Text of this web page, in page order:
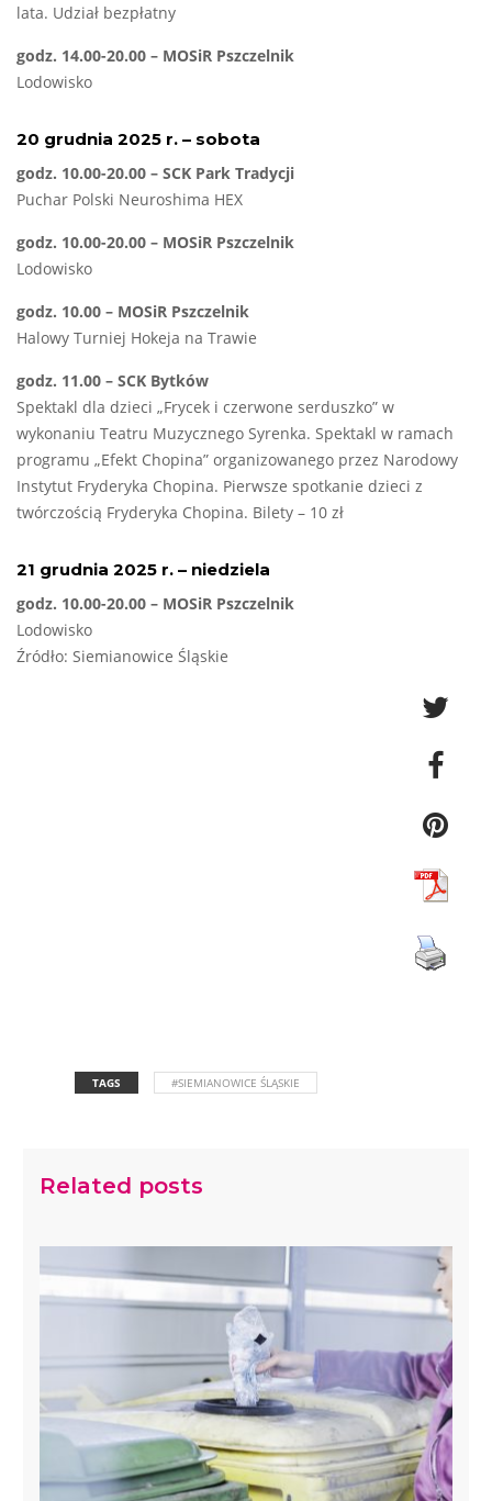
lata. Udział bezpłatny
godz. 14.00-20.00 – MOSiR Pszczelnik
Lodowisko
20 grudnia 2025 r. – sobota
godz. 10.00-20.00 – SCK Park Tradycji
Puchar Polski Neuroshima HEX
godz. 10.00-20.00 – MOSiR Pszczelnik
Lodowisko
godz. 10.00 – MOSiR Pszczelnik
Halowy Turniej Hokeja na Trawie
godz. 11.00 – SCK Bytków
Spektakl dla dzieci „Frycek i czerwone serduszko” w
wykonaniu Teatru Muzycznego Syrenka. Spektakl w ramach
programu „Efekt Chopina” organizowanego przez Narodowy
Instytut Fryderyka Chopina. Pierwsze spotkanie dzieci z
twórczością Fryderyka Chopina. Bilety – 10 zł
21 grudnia 2025 r. – niedziela
godz. 10.00-20.00 – MOSiR Pszczelnik
Lodowisko
Źródło: Siemianowice Śląskie
TAGS #SIEMIANOWICE ŚLĄSKIE
Related posts